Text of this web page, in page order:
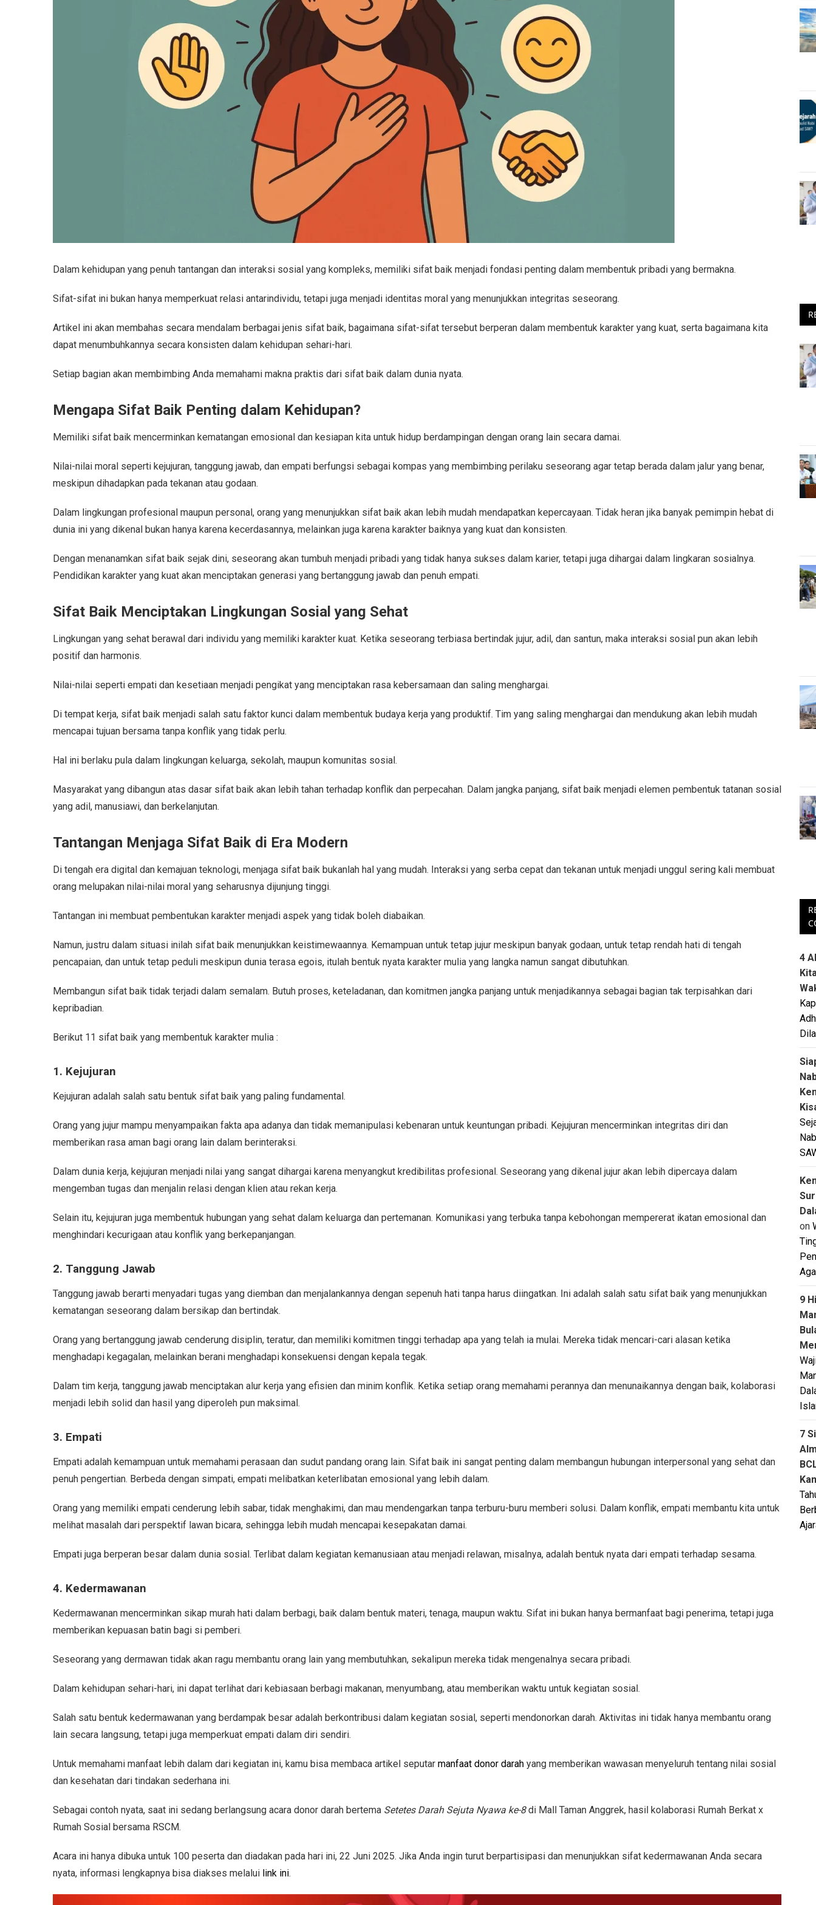
Dalam kehidupan yang penuh tantangan dan interaksi sosial yang kompleks, memiliki sifat baik menjadi fondasi penting dalam membentuk pribadi yang bermakna.
Sifat-sifat ini bukan hanya memperkuat relasi antarindividu, tetapi juga menjadi identitas moral yang menunjukkan integritas seseorang.
Artikel ini akan membahas secara mendalam berbagai jenis sifat baik, bagaimana sifat-sifat tersebut berperan dalam membentuk karakter yang kuat, serta bagaimana kita
dapat menumbuhkannya secara konsisten dalam kehidupan sehari-hari.
Setiap bagian akan membimbing Anda memahami makna praktis dari sifat baik dalam dunia nyata.
Mengapa Sifat Baik Penting dalam Kehidupan?
Memiliki sifat baik mencerminkan kematangan emosional dan kesiapan kita untuk hidup berdampingan dengan orang lain secara damai.
Nilai-nilai moral seperti kejujuran, tanggung jawab, dan empati berfungsi sebagai kompas yang membimbing perilaku seseorang agar tetap berada dalam jalur yang benar,
meskipun dihadapkan pada tekanan atau godaan.
Dalam lingkungan profesional maupun personal, orang yang menunjukkan sifat baik akan lebih mudah mendapatkan kepercayaan. Tidak heran jika banyak pemimpin hebat di
dunia ini yang dikenal bukan hanya karena kecerdasannya, melainkan juga karena karakter baiknya yang kuat dan konsisten.
Dengan menanamkan sifat baik sejak dini, seseorang akan tumbuh menjadi pribadi yang tidak hanya sukses dalam karier, tetapi juga dihargai dalam lingkaran sosialnya.
Pendidikan karakter yang kuat akan menciptakan generasi yang bertanggung jawab dan penuh empati.
Sifat Baik Menciptakan Lingkungan Sosial yang Sehat
Lingkungan yang sehat berawal dari individu yang memiliki karakter kuat. Ketika seseorang terbiasa bertindak jujur, adil, dan santun, maka interaksi sosial pun akan lebih
positif dan harmonis.
Nilai-nilai seperti empati dan kesetiaan menjadi pengikat yang menciptakan rasa kebersamaan dan saling menghargai.
Di tempat kerja, sifat baik menjadi salah satu faktor kunci dalam membentuk budaya kerja yang produktif. Tim yang saling menghargai dan mendukung akan lebih mudah
mencapai tujuan bersama tanpa konflik yang tidak perlu.
Hal ini berlaku pula dalam lingkungan keluarga, sekolah, maupun komunitas sosial.
Masyarakat yang dibangun atas dasar sifat baik akan lebih tahan terhadap konflik dan perpecahan. Dalam jangka panjang, sifat baik menjadi elemen pembentuk tatanan sosial
yang adil, manusiawi, dan berkelanjutan.
Tantangan Menjaga Sifat Baik di Era Modern
Di tengah era digital dan kemajuan teknologi, menjaga sifat baik bukanlah hal yang mudah. Interaksi yang serba cepat dan tekanan untuk menjadi unggul sering kali membuat
orang melupakan nilai-nilai moral yang seharusnya dijunjung tinggi.
Tantangan ini membuat pembentukan karakter menjadi aspek yang tidak boleh diabaikan.
Namun, justru dalam situasi inilah sifat baik menunjukkan keistimewaannya. Kemampuan untuk tetap jujur meskipun banyak godaan, untuk tetap rendah hati di tengah
pencapaian, dan untuk tetap peduli meskipun dunia terasa egois, itulah bentuk nyata karakter mulia yang langka namun sangat dibutuhkan.
Membangun sifat baik tidak terjadi dalam semalam. Butuh proses, keteladanan, dan komitmen jangka panjang untuk menjadikannya sebagai bagian tak terpisahkan dari
kepribadian.
Berikut 11 sifat baik yang membentuk karakter mulia :
1. Kejujuran
Kejujuran adalah salah satu bentuk sifat baik yang paling fundamental.
Orang yang jujur mampu menyampaikan fakta apa adanya dan tidak memanipulasi kebenaran untuk keuntungan pribadi. Kejujuran mencerminkan integritas diri dan
memberikan rasa aman bagi orang lain dalam berinteraksi.
Dalam dunia kerja, kejujuran menjadi nilai yang sangat dihargai karena menyangkut kredibilitas profesional. Seseorang yang dikenal jujur akan lebih dipercaya dalam
mengemban tugas dan menjalin relasi dengan klien atau rekan kerja.
Selain itu, kejujuran juga membentuk hubungan yang sehat dalam keluarga dan pertemanan. Komunikasi yang terbuka tanpa kebohongan mempererat ikatan emosional dan
menghindari kecurigaan atau konflik yang berkepanjangan.
2. Tanggung Jawab
Tanggung jawab berarti menyadari tugas yang diemban dan menjalankannya dengan sepenuh hati tanpa harus diingatkan. Ini adalah salah satu sifat baik yang menunjukkan
kematangan seseorang dalam bersikap dan bertindak.
Orang yang bertanggung jawab cenderung disiplin, teratur, dan memiliki komitmen tinggi terhadap apa yang telah ia mulai. Mereka tidak mencari-cari alasan ketika
menghadapi kegagalan, melainkan berani menghadapi konsekuensi dengan kepala tegak.
Dalam tim kerja, tanggung jawab menciptakan alur kerja yang efisien dan minim konflik. Ketika setiap orang memahami perannya dan menunaikannya dengan baik, kolaborasi
menjadi lebih solid dan hasil yang diperoleh pun maksimal.
3. Empati
Empati adalah kemampuan untuk memahami perasaan dan sudut pandang orang lain. Sifat baik ini sangat penting dalam membangun hubungan interpersonal yang sehat dan
penuh pengertian. Berbeda dengan simpati, empati melibatkan keterlibatan emosional yang lebih dalam.
Orang yang memiliki empati cenderung lebih sabar, tidak menghakimi, dan mau mendengarkan tanpa terburu-buru memberi solusi. Dalam konflik, empati membantu kita untuk
melihat masalah dari perspektif lawan bicara, sehingga lebih mudah mencapai kesepakatan damai.
Empati juga berperan besar dalam dunia sosial. Terlibat dalam kegiatan kemanusiaan atau menjadi relawan, misalnya, adalah bentuk nyata dari empati terhadap sesama.
4. Kedermawanan
Kedermawanan mencerminkan sikap murah hati dalam berbagi, baik dalam bentuk materi, tenaga, maupun waktu. Sifat ini bukan hanya bermanfaat bagi penerima, tetapi juga
memberikan kepuasan batin bagi si pemberi.
Seseorang yang dermawan tidak akan ragu membantu orang lain yang membutuhkan, sekalipun mereka tidak mengenalnya secara pribadi.
Dalam kehidupan sehari-hari, ini dapat terlihat dari kebiasaan berbagi makanan, menyumbang, atau memberikan waktu untuk kegiatan sosial.
Salah satu bentuk kedermawanan yang berdampak besar adalah berkontribusi dalam kegiatan sosial, seperti mendonorkan darah. Aktivitas ini tidak hanya membantu orang
lain secara langsung, tetapi juga memperkuat empati dalam diri sendiri.
Untuk memahami manfaat lebih dalam dari kegiatan ini, kamu bisa membaca artikel seputar manfaat donor darah yang memberikan wawasan menyeluruh tentang nilai sosial
dan kesehatan dari tindakan sederhana ini.
Sebagai contoh nyata, saat ini sedang berlangsung acara donor darah bertema Setetes Darah Sejuta Nyawa ke-8di Mall Taman Anggrek, hasil kolaborasi Rumah Berkat x
Rumah Sosial bersama RSCM.
Acara ini hanya dibuka untuk 100 peserta dan diadakan pada hari ini, 22 Juni 2025. Jika Anda ingin turut berpartisipasi dan menunjukkan sifat kedermawanan Anda secara
nyata, informasi lengkapnya bisa diakses melalui link ini.
4
on
9
7